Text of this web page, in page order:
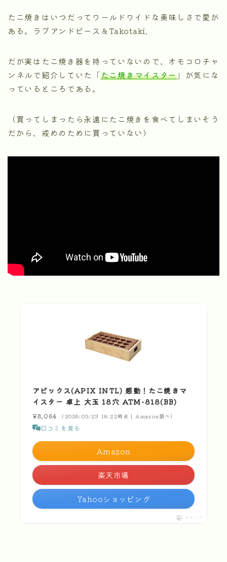
たこ焼きはいつだってワールドワイドな美味しさで愛が
ある。ラブアンドピース＆Takotaki.
だが実はたこ焼き器を持っていないので、オモコロチャ
ンネルで紹介していた「たこ焼きマイスター」が気にな
っているところである。
（買ってしまったら永遠にたこ焼きを食べてしまいそう
だから、戒めのために買っていない）
アピックス(APIX INTL) 感動！たこ焼きマ
イスター 卓上 大玉 18穴 ATM-818(BB)
¥8,064 （2026/05/23 18:22時点 | Amazon調べ）
口コミを見る
Amazon
楽天市場
Yahooショッピング
ポチップ